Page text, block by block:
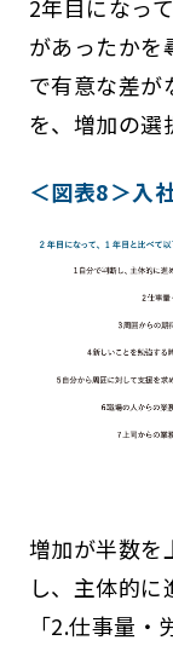
2年目になっ
があったかを
で有意な差が
を、増加の選
＜図表8＞入
増加が半数を
し、主体的に
「2.仕事量